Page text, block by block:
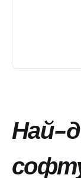
Най-